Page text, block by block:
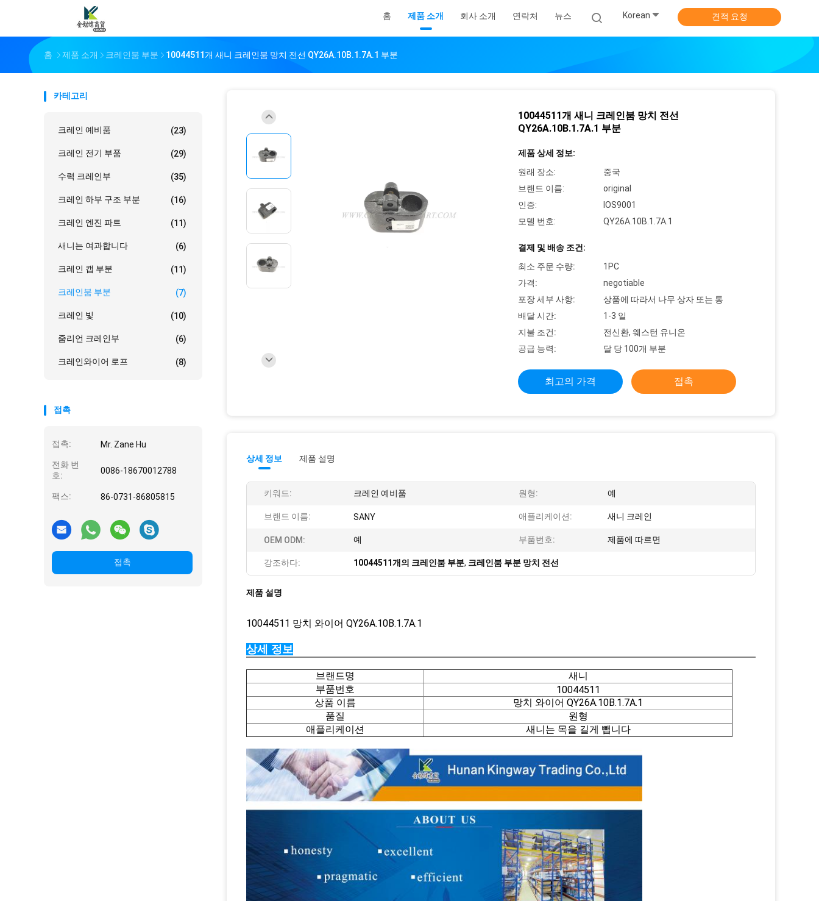
홈 제품 소개 회사 소개 연락처 뉴스 Korean 견적 요청
홈 제품 소개 크레인붐 부분 10044511개 새니 크레인붐 망치 전선 QY26A.10B.1.7A.1 부분
카테고리
크레인 예비품 (23)
크레인 전기 부품 (29)
수력 크레인부 (35)
크레인 하부 구조 부분 (16)
크레인 엔진 파트 (11)
새니는 여과합니다 (6)
크레인 캡 부분 (11)
크레인붐 부분 (7)
크레인 빛 (10)
줌리언 크레인부 (6)
크레인와이어 로프 (8)
접촉
접촉: Mr. Zane Hu
전화 번
호:
0086-18670012788
팩스: 86-0731-86805815
접촉
10044511개 새니 크레인붐 망치 전선
QY26A.10B.1.7A.1 부분
제품 상세 정보:
원래 장소:
중국
브랜드 이름:
original
인증:
IOS9001
모델 번호:
QY26A.10B.1.7A.1
결제 및 배송 조건:
최소 주문 수량:
1PC
가격:
negotiable
포장 세부 사항:
상품에 따라서 나무 상자 또는 통
배달 시간:
1-3 일
지불 조건:
전신환, 웨스턴 유니온
공급 능력:
달 당 100개 부분
최고의 가격 접촉
상세 정보 제품 설명
키워드: 크레인 예비품 원형: 예
브랜드 이름: SANY 애플리케이션: 새니 크레인
OEM ODM: 예 부품번호: 제품에 따르면
강조하다: 10044511개의 크레인붐 부분, 크레인붐 부분 망치 전선
제품 설명
10044511 망치 와이어 QY26A.10B.1.7A.1
상세 정보
브랜드명
새니
부품번호
10044511
상품 이름
망치 와이어 QY26A.10B.1.7A.1
품질
원형
애플리케이션
새니는 목을 길게 뺍니다